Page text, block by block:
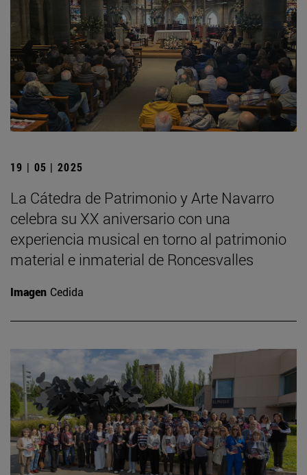
19 | 05 | 2025
La Cátedra de Patrimonio y Arte Navarro
celebra su XX aniversario con una
experiencia musical en torno al patrimonio
material e inmaterial de Roncesvalles
Imagen Cedida